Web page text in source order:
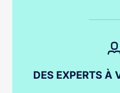
DES EXPERTS À